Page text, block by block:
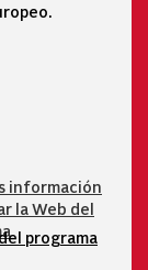
información
la Web del
programa